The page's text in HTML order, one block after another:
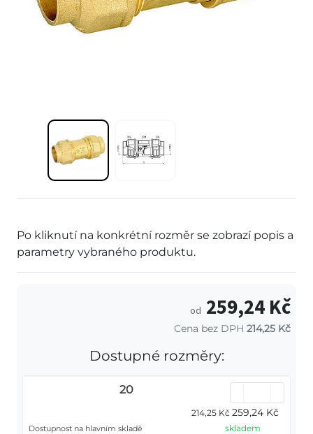
Po kliknutí na konkrétní rozměr se zobrazí popis a
parametry vybraného produktu.
od 259,24 Kč
Cena bez DPH 214,25 Kč
Dostupné rozměry:
20
214,25 Kč 259,24 Kč
Dostupnost na hlavním skladě skladem